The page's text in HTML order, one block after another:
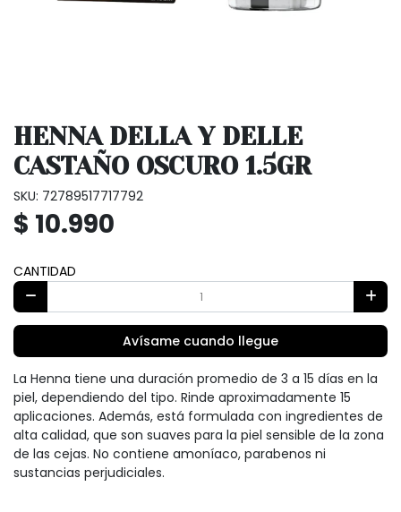
HENNA DELLA Y DELLE
CASTAÑO OSCURO 1.5GR
SKU: 72789517717792
$ 10.990
CANTIDAD
Avísame cuando llegue
La Henna tiene una duración promedio de 3 a 15 días en la
piel, dependiendo del tipo. Rinde aproximadamente 15
aplicaciones. Además, está formulada con ingredientes de
alta calidad, que son suaves para la piel sensible de la zona
de las cejas. No contiene amoníaco, parabenos ni
sustancias perjudiciales.